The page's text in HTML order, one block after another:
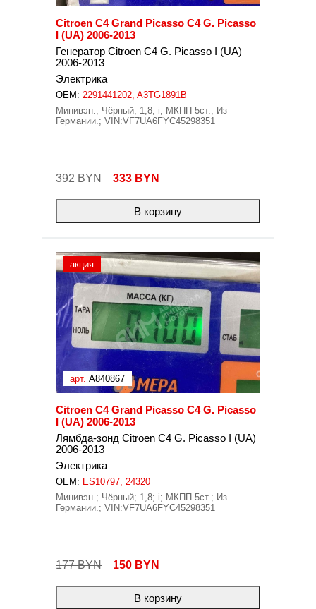
Citroen C4 Grand Picasso C4 G. Picasso
I (UA) 2006-2013
Генератор Citroen C4 G. Picasso I (UA)
2006-2013
Электрика
OEM: 2291441202, A3TG1891B
Минивэн.; Чёрный; 1,8; i; МКПП 5ст.; Из
Германии.; VIN:VF7UA6FYC45298351
392 BYN 333 BYN
В корзину
акция
арт. A840867
Citroen C4 Grand Picasso C4 G. Picasso
I (UA) 2006-2013
Лямбда-зонд Citroen C4 G. Picasso I (UA)
2006-2013
Электрика
OEM: ES10797, 24320
Минивэн.; Чёрный; 1,8; i; МКПП 5ст.; Из
Германии.; VIN:VF7UA6FYC45298351
177 BYN 150 BYN
В корзину